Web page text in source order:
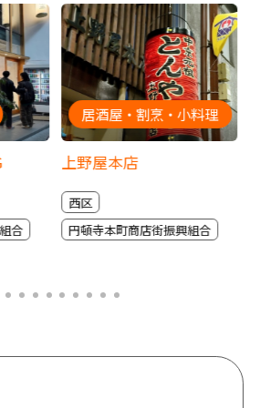
合
上野屋本店
居酒屋・割烹・小料理
西区
円頓寺本町商店街振興組合